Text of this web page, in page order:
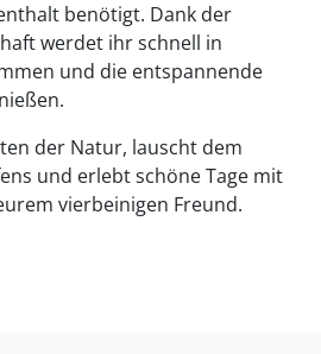
benötigt. Dank der
werdet ihr schnell in
und die entspannende
der Natur, lauscht dem
und erlebt schöne Tage mit
vierbeinigen Freund.